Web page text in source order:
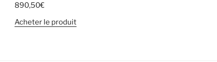
890,50€
Acheter le produit